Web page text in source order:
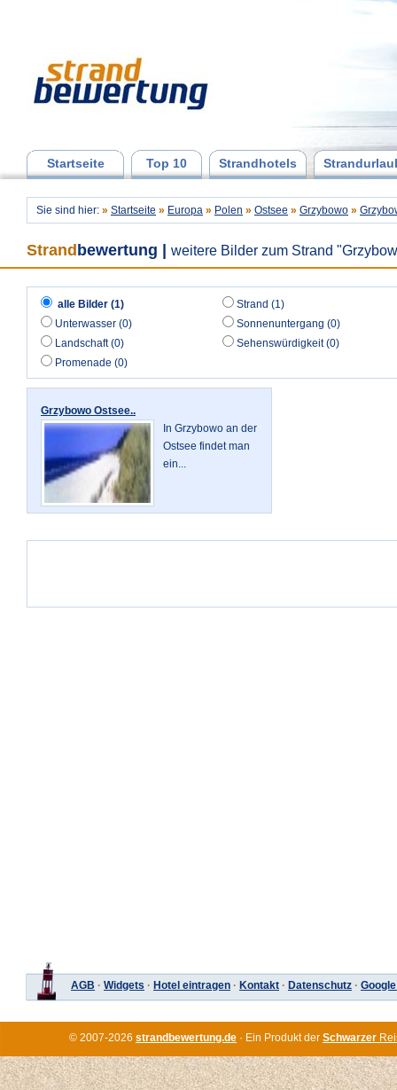
Startseite Top 10 Strandhotels
Sie sind hier: » Startseite » Europa » Polen » Ostsee » Grzybowo »
Strand bewertung weitere Bilder zum Strand
alle Bilder (1)
Strand (1)
Unterwasser (0)
Sonnenuntergang (0)
Landschaft (0)
Sehenswürdigkeit (0)
Promenade (0)
Grzybowo Ostsee..
In Grzybowo an der
Ostsee findet man
ein...
AGB · Widgets · Hotel eintragen · Kontakt · Datenschutz ·
© 2007-2026 strandbewertung.de · Ein Produkt der Schwarzer